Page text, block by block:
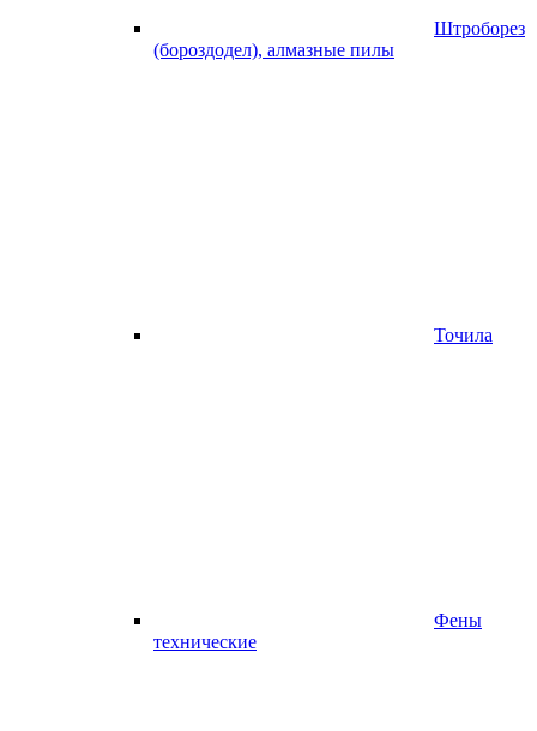
Штроборез
(бороздодел), алмазные пилы
Точила
Фены
технические